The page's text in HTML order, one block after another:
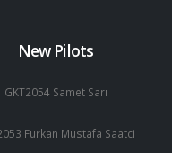
New Pilots
GKT2054 Samet Sarı
Furkan Mustafa Saatci